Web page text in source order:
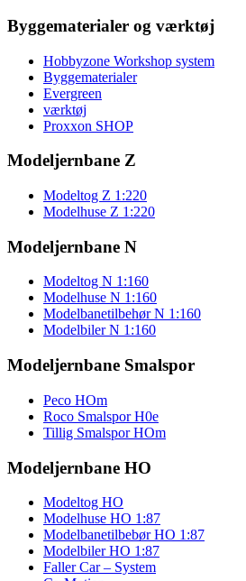
Byggematerialer og værktøj
Hobbyzone Workshop system
Byggematerialer
Evergreen
værktøj
Proxxon SHOP
Modeljernbane Z
Modeltog Z 1:220
Modelhuse Z 1:220
Modeljernbane N
Modeltog N 1:160
Modelhuse N 1:160
Modelbanetilbehør N 1:160
Modelbiler N 1:160
Modeljernbane Smalspor
Peco HOm
Roco Smalspor H0e
Tillig Smalspor HOm
Modeljernbane HO
Modeltog HO
Modelhuse HO 1:87
Modelbanetilbebør HO 1:87
Modelbiler HO 1:87
Faller Car – System